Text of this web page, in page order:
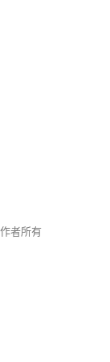
者所有